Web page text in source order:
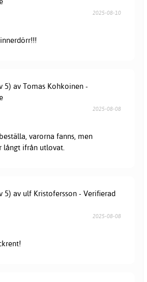
2025-08-10
5) av Tomas Kohkoinen -
2025-08-08
varorna fanns, men
långt ifrån utlovat.
5) av ulf Kristofersson - Verifierad
2025-08-08